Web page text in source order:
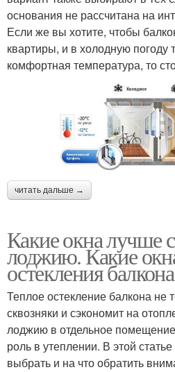
основания не рассчитана на
Если же вы хотите, чтобы
квартиры, и в холодную погоду
комфортная температура, то
читать дальше →
Какие окна лучше
лоджию. Какие
остекления
Теплое остекление балкона не
сквозняки и сэкономит на
лоджию в отдельное
роль в утеплении. В этой
выбрать и на что обратить